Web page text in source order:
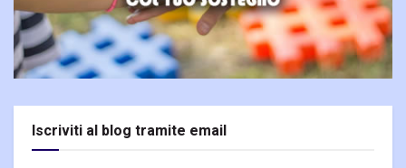
Iscriviti al blog tramite email